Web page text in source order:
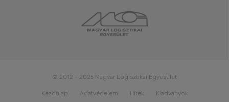
© 2012 - 2025 Magyar Logisztikai Egyesület
Kezdőlap Adatvédelem Hírek
Kiadványok